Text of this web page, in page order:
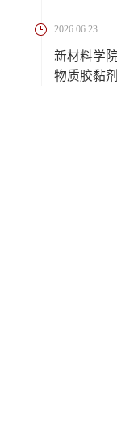
2026.06.23
新材料学
物质胶黏